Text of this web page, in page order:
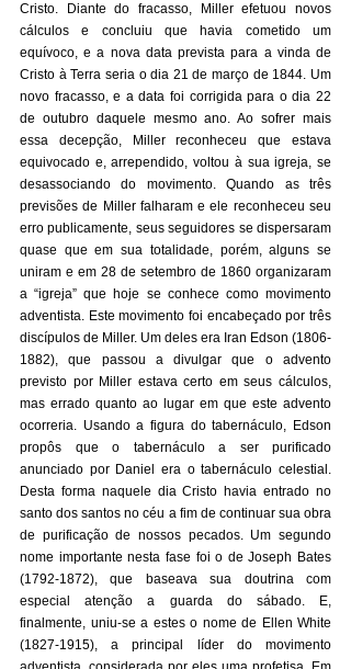
Cristo. Diante do fracasso, Miller efetuou novos
cálculos e concluiu que havia cometido um
equívoco, e a nova data prevista para a vinda de
Cristo à Terra seria o dia 21 de março de 1844. Um
novo fracasso, e a data foi corrigida para o dia 22
de outubro daquele mesmo ano. Ao sofrer mais
essa decepção, Miller reconheceu que estava
equivocado e, arrependido, voltou à sua igreja, se
desassociando do movimento. Quando as três
previsões de Miller falharam e ele reconheceu seu
erro publicamente, seus seguidores se dispersaram
quase que em sua totalidade, porém, alguns se
uniram e em 28 de setembro de 1860 organizaram
a “igreja” que hoje se conhece como movimento
adventista. Este movimento foi encabeçado por três
discípulos de Miller. Um deles era Iran Edson (1806-
1882), que passou a divulgar que o advento
previsto por Miller estava certo em seus cálculos,
mas errado quanto ao lugar em que este advento
ocorreria. Usando a figura do tabernáculo, Edson
propôs que o tabernáculo a ser purificado
anunciado por Daniel era o tabernáculo celestial.
Desta forma naquele dia Cristo havia entrado no
santo dos santos no céu a fim de continuar sua obra
de purificação de nossos pecados. Um segundo
nome importante nesta fase foi o de Joseph Bates
(1792-1872), que baseava sua doutrina com
especial atenção a guarda do sábado. E,
finalmente, uniu-se a estes o nome de Ellen White
(1827-1915), a principal líder do movimento